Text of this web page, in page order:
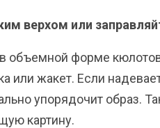
верхом или
в объемной форме
или жакет. Если
упорядочит образ.
картину.